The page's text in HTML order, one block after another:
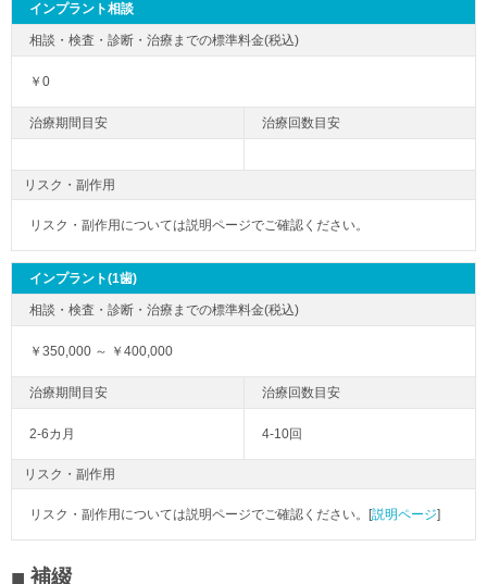
インプラント相談
￥0
リスク・副作用
リスク・副作用については説明ページでご確認ください。
インプラント(1歯)
￥350,000 ～ ￥400,000
2-6カ月 4-10回
リスク・副作用
リスク・副作用については説明ページでご確認ください。[説明ページ]
補綴